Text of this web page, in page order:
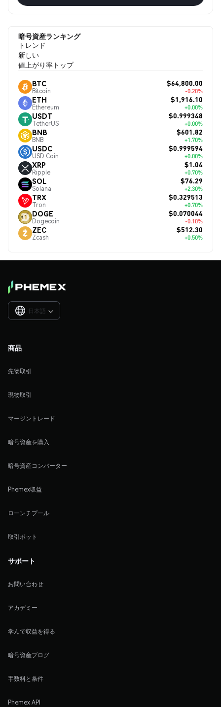
暗号資産ランキング
トレンド
新しい
値上がり率トップ
BTC
Bitcoin
$64,800.00
-0.20%
ETH
Ethereum
$1,916.10
+0.00%
USDT
TetherUS
$0.999348
+0.00%
BNB
BNB
$601.82
+1.70%
USDC
USD Coin
$0.999594
+0.00%
XRP
Ripple
$1.04
+0.70%
SOL
Solana
$76.29
+2.30%
TRX
Tron
$0.329513
+0.70%
DOGE
Dogecoin
$0.070044
-0.10%
ZEC
Zcash
$512.30
+0.50%
日本語 
商品
先物取引
現物取引
マージントレード
暗号資産を購入
暗号資産コンバーター
Phemex収益
ローンチプール
取引ボット
サポート
お問い合わせ
アカデミー
学んで収益を得る
暗号資産ブログ
手数料と条件
Phemex API